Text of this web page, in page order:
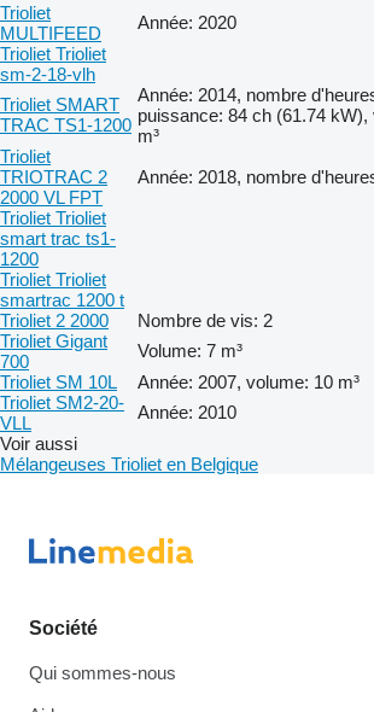
Trioliet
MULTIFEED
Année: 2020
Trioliet Trioliet
sm-2-18-vlh
Trioliet SMART
TRAC TS1-1200
Année: 2014, nombre
puissance: 84 ch (61.74 kW),
m³
Trioliet
TRIOTRAC 2
2000 VL FPT
Année: 2018, nombre
Trioliet Trioliet
smart trac ts1-
1200
Trioliet Trioliet
smartrac 1200 t
Trioliet 2 2000
Nombre de vis: 2
Trioliet Gigant
700
Volume: 7 m³
Trioliet SM 10L
Année: 2007, volume: 10 m³
Trioliet SM2-20-
VLL
Année: 2010
Voir aussi
Mélangeuses Trioliet en Belgique
Société
Qui sommes-nous